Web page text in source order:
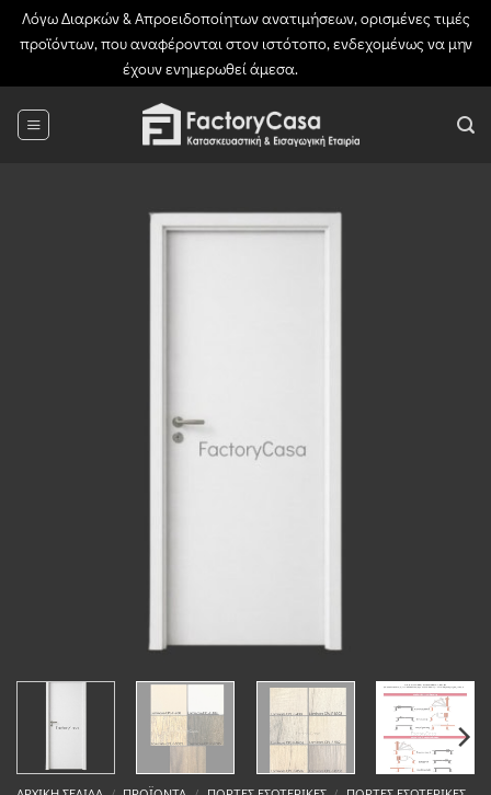
Λόγω Διαρκών & Απροειδοποίητων ανατιμήσεων, ορισμένες τιμές
προϊόντων, που αναφέρονται στον ιστότοπο, ενδεχομένως να μην
έχουν ενημερωθεί άμεσα.